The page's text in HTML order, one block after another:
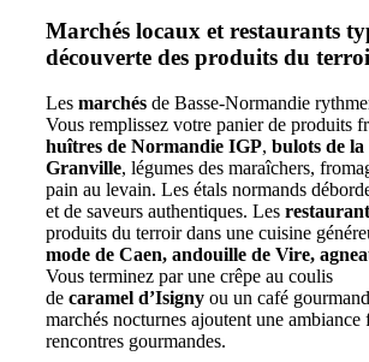
Marchés locaux et restaurants
découverte des produits du
Les marchés de Basse-Normandie
Vous remplissez votre panier de produits
huîtres de Normandie IGP, bulots de la
Granville, légumes des maraîchers,
pain au levain. Les étals normands
et de saveurs authentiques. Les
produits du terroir dans une cuisine
mode de Caen, andouille de Vire,
Vous terminez par une crêpe au coulis
de caramel d’Isigny ou un café
marchés nocturnes ajoutent une ambiance
rencontres gourmandes.